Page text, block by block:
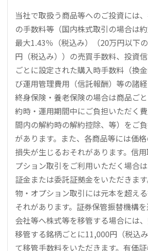
当社で取扱う商品等へのご投資には
の手数料等（国内株式取引の場合は
最大1.43％（税込み）（20万円以下
円（税込み））の売買手数料、投資
ごとに設定された購入時手数料（換
び運用管理費用（信託報酬）等の諸
終身保険・養老保険の場合は商品ご
約時・運用期間中にご負担いただく
間内の解約時の解約控除、等）をご
があります。また、各商品等には価
損失が生じるおそれがあります。信
プション取引をご利用いただく場合
証金または委託証拠金をいただきま
物・オプション取引には元本を超え
それがあります。証券保管振替機構
会社等へ株式等を移管する場合には、
移管する銘柄ごとに11,000円（税込
て移管手数料をいただきます。有価